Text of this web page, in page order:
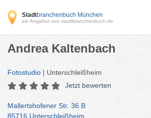
Stadtbranchenbuch München
ein Angebot von stadtbranchenbuch.de
Andrea Kaltenbach
Fotostudio | Unterschleißheim
Jetzt bewerten
Mallertshofener Str. 36 B
85716 Unterschleißheim